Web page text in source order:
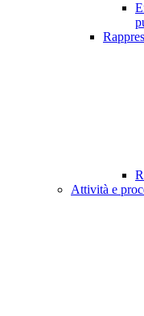
Attività e